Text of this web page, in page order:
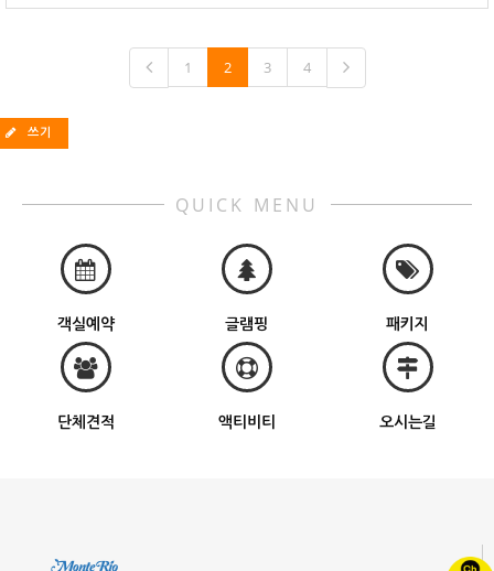
1 2 3 4
쓰기
QUICK MENU
객실예약 글램핑 패키지
단체견적 액티비티 오시는길